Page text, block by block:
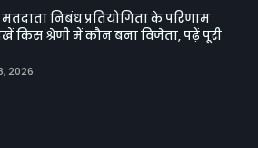
निबंध प्रतियोगिता के परिणाम
किस श्रेणी में कौन बना विजेता, पढ़ें पूरी
2026